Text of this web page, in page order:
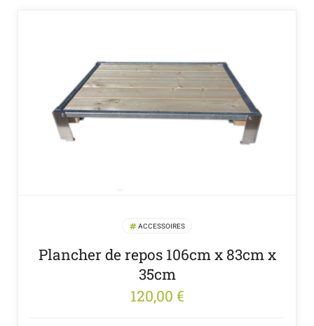
ACCESSOIRES
Plancher de repos 106cm x 83cm x
35cm
120,00 €